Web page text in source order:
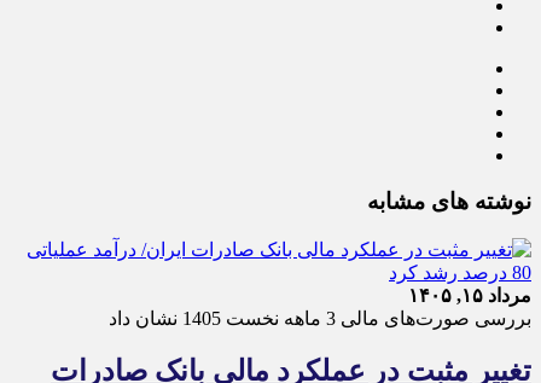
نوشته های مشابه
مرداد ۱۵, ۱۴۰۵
بررسی صورت‌های مالی 3 ماهه نخست 1405 نشان داد
تغییر مثبت در عملکرد مالی بانک صادرات